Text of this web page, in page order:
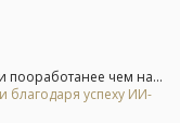
пооработанее чем на...
благодаря успеху ИИ-